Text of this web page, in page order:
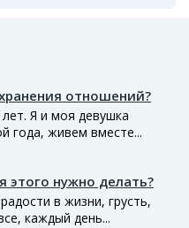
отношений?
Я и моя девушка
года, живем вместе...
этого нужно делать?
в жизни, грусть,
каждый день...